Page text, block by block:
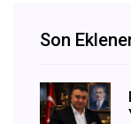
Son